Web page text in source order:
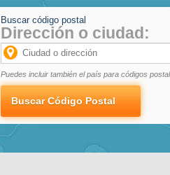
Buscar código postal
Dirección o ciudad:
Puedes incluir también el país para códigos